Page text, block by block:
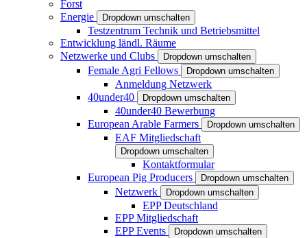
Forst
Energie
Dropdown umschalten
Testzentrum Technik und Betriebsmittel
Entwicklung ländl. Räume
Netzwerke und Clubs
Dropdown umschalten
Female Agri Fellows Dropdown umschalten
Anmeldung Netzwerk
40under40
Dropdown umschalten
40under40 Bewerbung
European Arable Farmers
Dropdown umschalten
EAF Mitgliedschaft
Dropdown umschalten
Kontaktformular
European Pig Producers
Dropdown umschalten
Netzwerk Dropdown umschalten
EPP Deutschland
EPP Mitgliedschaft
EPP Events
Dropdown umschalten